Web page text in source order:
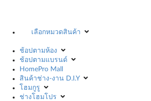
เลือกหมวดสินค้า
ช้อปตามห้อง
ช้อปตามแบรนด์
HomePro Mall
สินค้าช่าง-งาน D.I.Y
โฮมกูรู
ช่างโฮมโปร